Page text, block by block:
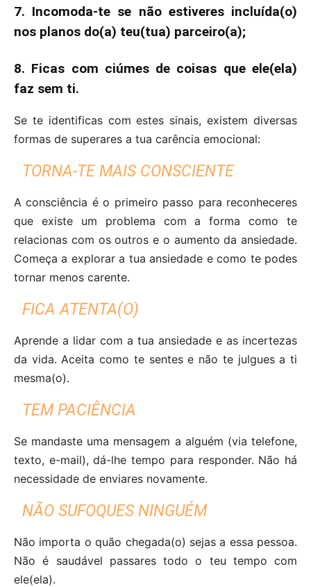
7. Incomoda-te se não estiveres incluída(o)
nos planos do(a) teu(tua) parceiro(a);
8. Ficas com ciúmes de coisas que ele(ela)
faz sem ti.
Se te identificas com estes sinais, existem diversas
formas de superares a tua carência emocional:
TORNA-TE MAIS CONSCIENTE
A consciência é o primeiro passo para reconheceres
que existe um problema com a forma como te
relacionas com os outros e o aumento da ansiedade.
Começa a explorar a tua ansiedade e como te podes
tornar menos carente.
FICA ATENTA(O)
Aprende a lidar com a tua ansiedade e as incertezas
da vida. Aceita como te sentes e não te julgues a ti
mesma(o).
TEM PACIÊNCIA
Se mandaste uma mensagem a alguém (via telefone,
texto, e-mail), dá-lhe tempo para responder. Não há
necessidade de enviares novamente.
NÃO SUFOQUES NINGUÉM
Não importa o quão chegada(o) sejas a essa pessoa.
Não é saudável passares todo o teu tempo com
ele(ela).